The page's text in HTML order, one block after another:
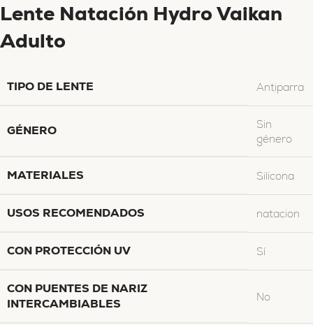
Lente Natación Hydro Vaikan
Adulto
TIPO DE LENTE Antiparra
GÉNERO
Sin
género
MATERIALES Silicona
USOS RECOMENDADOS natacion
CON PROTECCIÓN UV Sí
CON PUENTES DE NARIZ
INTERCAMBIABLES
No